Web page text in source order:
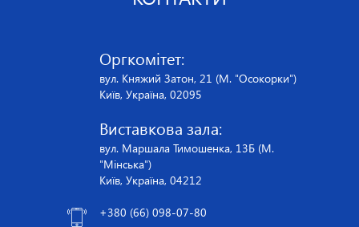
Оргкомітет:
вул. Княжий Затон, 21 (М. "Осокорки")
Київ, Україна, 02095
Виставкова зала:
вул. Маршала Тимошенка, 13Б (М.
"Мінська")
Київ, Україна, 04212
+380 (66) 098-07-80